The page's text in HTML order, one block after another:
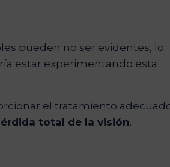
pueden no ser evidentes, lo
estar experimentando esta
el tratamiento
total de la visión.